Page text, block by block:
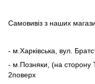
Самовивіз з наших
- м.Харківська, вул.
- м.Позняки, (на сторону
2поверх